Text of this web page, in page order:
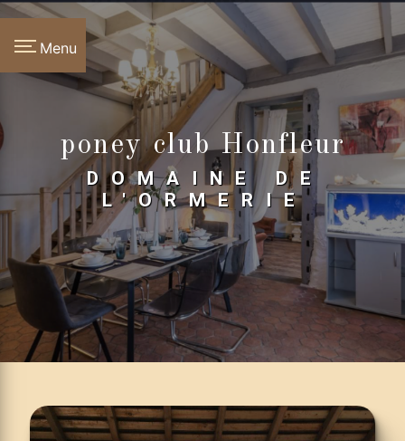
Menu
poney club Honfleur
DOMAINE DE
L'ORMERIE
Panneau de gestion des cookies